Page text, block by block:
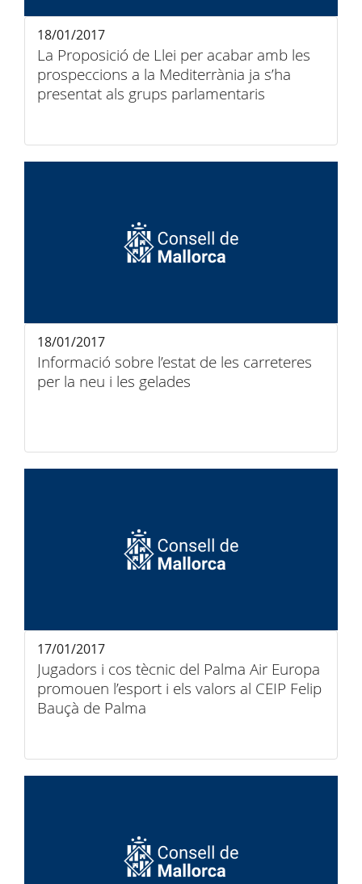
La Proposició de Llei per acabar amb les
prospeccions a la Mediterrània ja s’ha
presentat als grups parlamentaris
18/01/2017
Informació sobre l’estat de les carreteres
per la neu i les gelades
18/01/2017
Jugadors i cos tècnic del Palma Air Europa
promouen l’esport i els valors al CEIP Felip
Bauçà de Palma
17/01/2017